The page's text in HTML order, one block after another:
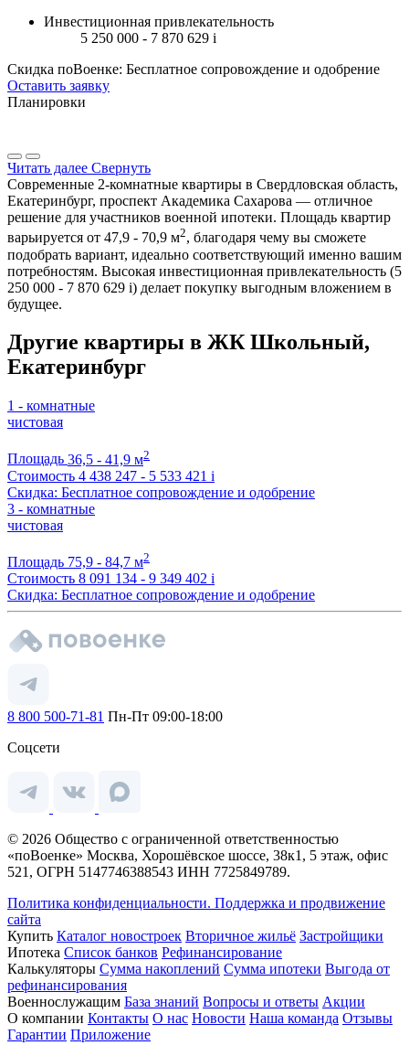
Инвестиционная привлекательность
5 250 000 - 7 870 629 i
Скидка поВоенке: Бесплатное сопровождение и одобрение
Оставить заявку
Планировки
Читать далее Свернуть
Современные 2-комнатные квартиры в Свердловская область,
Екатеринбург, проспект Академика Сахарова — отличное
решение для участников военной ипотеки. Площадь квартир
варьируется от 47,9 - 70,9 м2, благодаря чему вы сможете
подобрать вариант, идеально соответствующий именно вашим
потребностям. Высокая инвестиционная привлекательность (5
250 000 - 7 870 629 i) делает покупку выгодным вложением в
будущее.
Другие квартиры в ЖК Школьный,
Екатеринбург
1 - комнатные
чистовая
Площадь 36,5 - 41,9 м2
Стоимость 4 438 247 - 5 533 421 i
Скидка: Бесплатное сопровождение и одобрение
3 - комнатные
чистовая
Площадь 75,9 - 84,7 м2
Стоимость 8 091 134 - 9 349 402 i
Скидка: Бесплатное сопровождение и одобрение
8 800 500-71-81 Пн-Пт 09:00-18:00
Соцсети
© 2026 Общество с ограниченной ответственностью
«поВоенке» Москва, Хорошёвское шоссе, 38к1, 5 этаж, офис
521, ОГРН 5147746388543 ИНН 7725849789.
Политика конфиденциальности. Поддержка и продвижение
сайта
Купить Каталог новостроек Вторичное жильё Застройщики
Ипотека Список банков Рефинансирование
Калькуляторы Сумма накоплений Сумма ипотеки Выгода от
рефинансирования
Военнослужащим База знаний Вопросы и ответы Акции
О компании Контакты О нас Новости Наша команда Отзывы
Гарантии Приложение